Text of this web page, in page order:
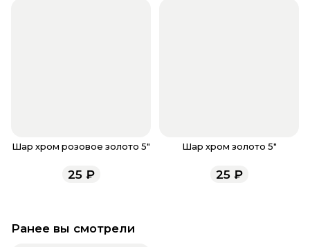
Шар хром розовое золото 5"
25₽
Шар хром золото 5"
25₽
Ранее вы смотрели